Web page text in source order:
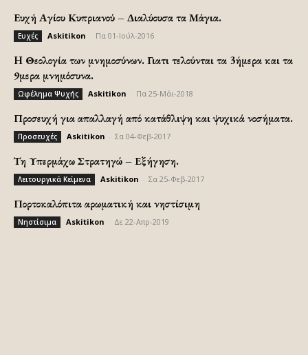
Ευχή Αγίου Κυπριανού – Διαλύουσα τα Μάγια.
Ευχές Askitikon Πα 01-Ιούλ-2016
H Θεολογία των μνημοσύνων. Γιατι τελούνται τα 3ήμερα και τα
9μερα μνημόσυνα.
Ωφέλημα Ψυχής Askitikon Πα 25-Μάι-2018
Προσευχή για απαλλαγή από κατάθλιψη και ψυχικά νοσήματα.
Προσευχές Askitikon Σα 04-Φεβ-2017
Τη Υπερμάχω Στρατηγώ – Εξήγηση.
Λειτουργικά Κείμενα Askitikon Σα 25-Φεβ-2017
Πορτοκαλόπιτα αρωματική και νηστίσιμη
Νηστίσιμα Askitikon Δε 22-Απρ-2019